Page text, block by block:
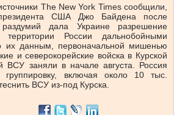
The New York Times сообщили,
США Джо Байдена после
раздумий дала Украине разрешение
России дальнобойными
их данным, первоначальной мишенью
и северокорейские войска в Курской
ВСУ заняли в начале августа. Россия
группировку, включая около 10 тыс.
ВСУ из-под Курска.